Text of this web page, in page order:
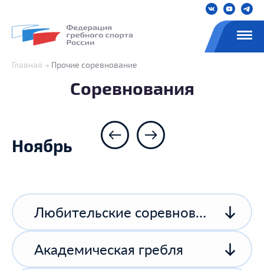
Главная Прочие соревнование
Соревнования
Ноябрь
Любительские соревнования
Академическая гребля